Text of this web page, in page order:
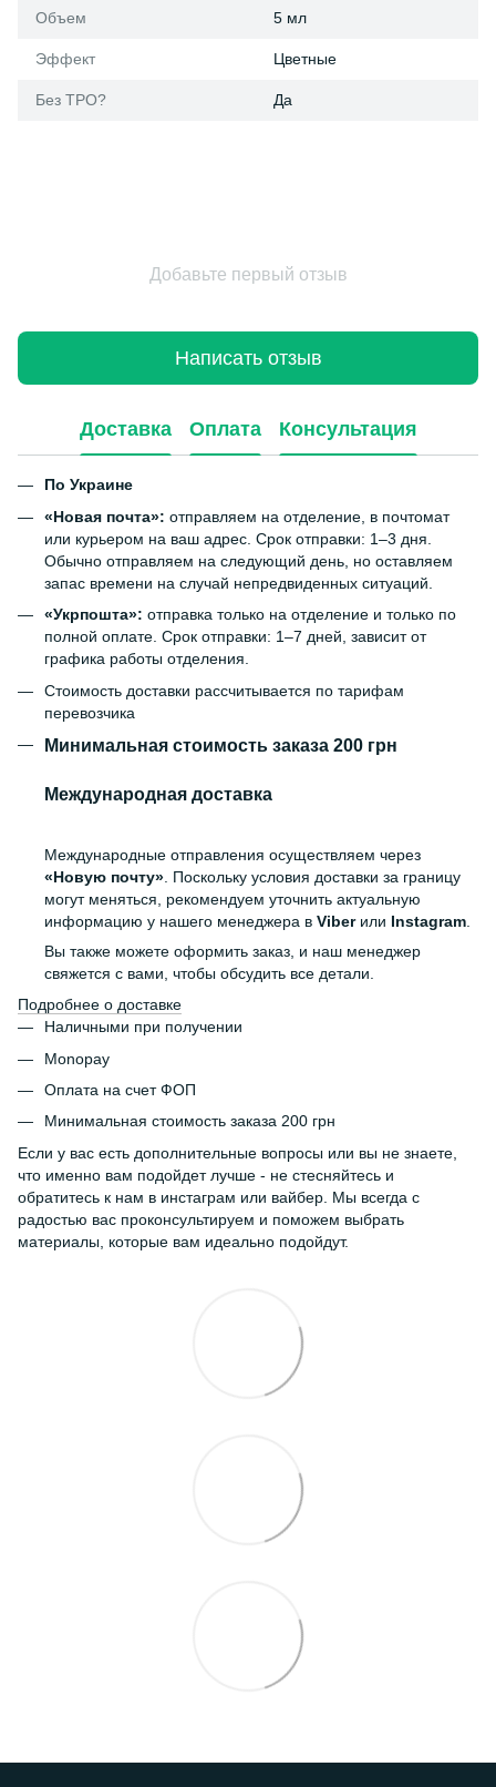
Объем 5 мл
Эффект Цветные
Без ТРО? Да
Добавьте первый отзыв
Написать отзыв
Доставка Оплата Консультация
По Украине
«Новая почта»: отправляем на отделение, в почтомат
или курьером на ваш адрес. Срок отправки: 1–3 дня.
Обычно отправляем на следующий день, но оставляем
запас времени на случай непредвиденных ситуаций.
«Укрпошта»: отправка только на отделение и только по
полной оплате. Срок отправки: 1–7 дней, зависит от
графика работы отделения.
Стоимость доставки рассчитывается по тарифам
перевозчика
Минимальная стоимость заказа 200 грн
Международная доставка
Международные отправления осуществляем через
«Новую почту» . Поскольку условия доставки за границу
могут меняться, рекомендуем уточнить актуальную
информацию у нашего менеджера в Viberили Instagram
Вы также можете оформить заказ, и наш менеджер
свяжется с вами, чтобы обсудить все детали.
Подробнее о доставке
Наличными при получении
Monopay
Оплата на счет ФОП
Минимальная стоимость заказа 200 грн
Если у вас есть дополнительные вопросы или вы не знаете,
что именно вам подойдет лучше - не стесняйтесь и
обратитесь к нам в инстаграм или вайбер. Мы всегда с
радостью вас проконсультируем и поможем выбрать
материалы, которые вам идеально подойдут.